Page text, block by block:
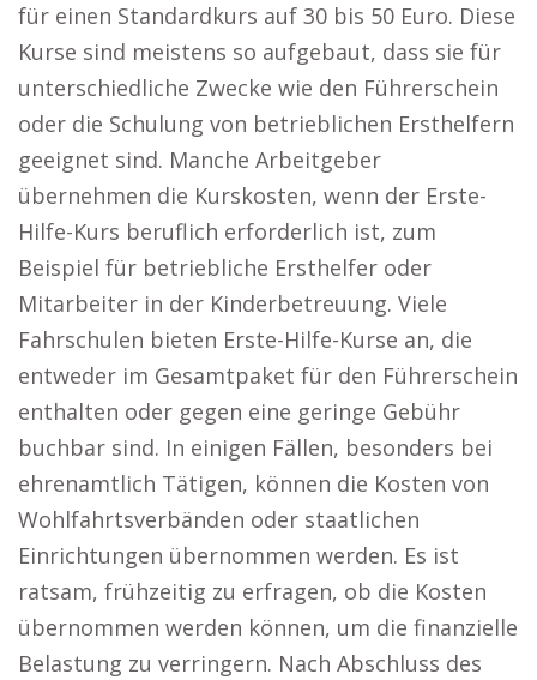
für einen Standardkurs auf 30 bis 50 Euro. Diese
Kurse sind meistens so aufgebaut, dass sie für
unterschiedliche Zwecke wie den Führerschein
oder die Schulung von betrieblichen Ersthelfern
geeignet sind. Manche Arbeitgeber
übernehmen die Kurskosten, wenn der Erste-
Hilfe-Kurs beruflich erforderlich ist, zum
Beispiel für betriebliche Ersthelfer oder
Mitarbeiter in der Kinderbetreuung. Viele
Fahrschulen bieten Erste-Hilfe-Kurse an, die
entweder im Gesamtpaket für den Führerschein
enthalten oder gegen eine geringe Gebühr
buchbar sind. In einigen Fällen, besonders bei
ehrenamtlich Tätigen, können die Kosten von
Wohlfahrtsverbänden oder staatlichen
Einrichtungen übernommen werden. Es ist
ratsam, frühzeitig zu erfragen, ob die Kosten
übernommen werden können, um die finanzielle
Belastung zu verringern. Nach Abschluss des